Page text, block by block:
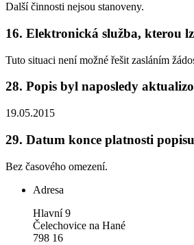
Další činnosti nejsou stanoveny.
16. Elektronická služba, kterou
Tuto situaci není možné řešit zasláním
28. Popis byl naposledy
19.05.2015
29. Datum konce platnosti popisu
Bez časového omezení.
Adresa
Hlavní 9
Čelechovice na Hané
798 16